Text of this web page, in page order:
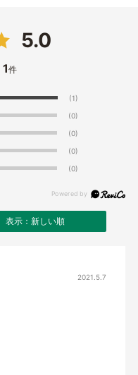
5.0
1件
(1)
(0)
(0)
(0)
(0)
表示：新しい順
2021.5.7